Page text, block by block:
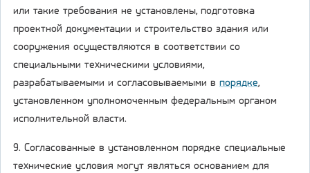
или такие требования не установлены, подготовка
проектной документации и строительство здания или
сооружения осуществляются в соответствии со
специальными техническими условиями,
разрабатываемыми и согласовываемыми в порядке,
установленном уполномоченным федеральным органом
исполнительной власти.
9. Согласованные в установленном порядке специальные
технические условия могут являться основанием для